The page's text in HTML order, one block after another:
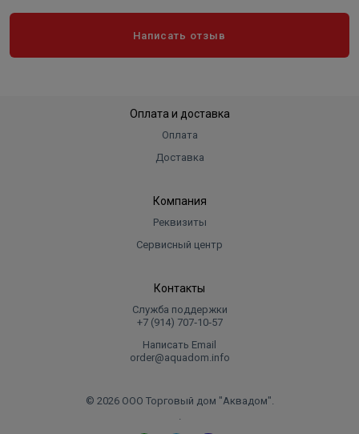
Написать отзыв
Оплата и доставка
Оплата
Доставка
Компания
Реквизиты
Сервисный центр
Контакты
Служба поддержки
+7 (914) 707‑10‑57
Написать Email
order@aquadom.info
© 2026 ООО Торговый дом "Аквадом".
.